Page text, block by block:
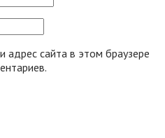
адрес сайта в этом браузере